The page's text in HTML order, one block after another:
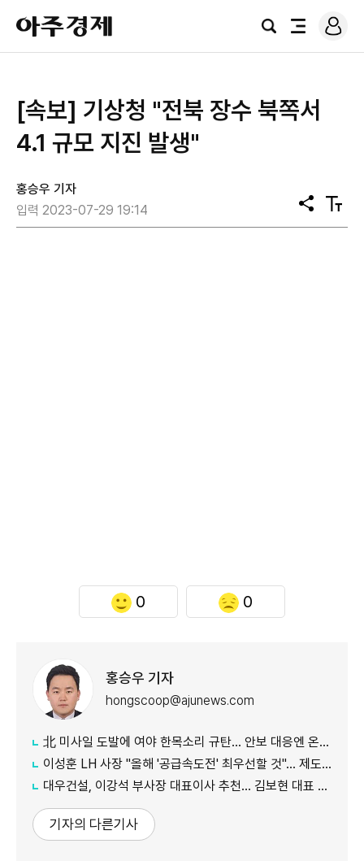
아
주
경
검
전
로
그
[속보] ​기상청 "전북 장수 북쪽서
4.1 규모 지진 발생"
홍승우 기자
입력 2023-07-29 19:14
공
유
텍
스
0 0
홍승우 기자
hongscoop@ajunews.com
北 미사일 도발에 여야 한목소리 규탄… 안보 대응엔 온도차
이성훈 LH 사장 "올해 '공급속도전' 최우선할 것"… 제도 개선·직원 참여 독려
대우건설, 이강석 부사장 대표이사 추천… 김보현 대표 용퇴
기자의 다른기사